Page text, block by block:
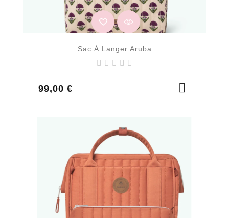
Sac À Langer Aruba
99,00 €
Prix